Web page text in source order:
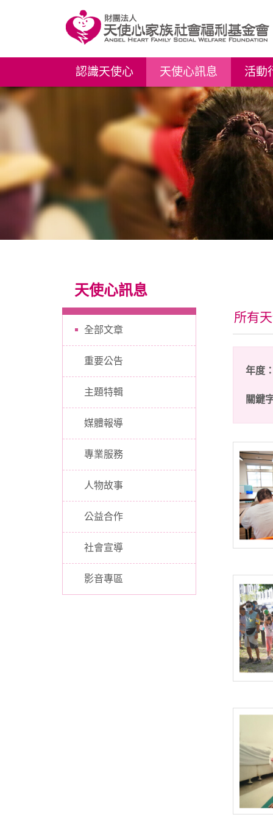
認識天使心 天使心訊息 活動
天使心訊息
全部文章
重要公告
主題特輯
媒體報導
專業服務
人物故事
公益合作
社會宣導
影音專區
所有
年度
關鍵